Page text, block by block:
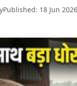
Published: 18 Jun 2026